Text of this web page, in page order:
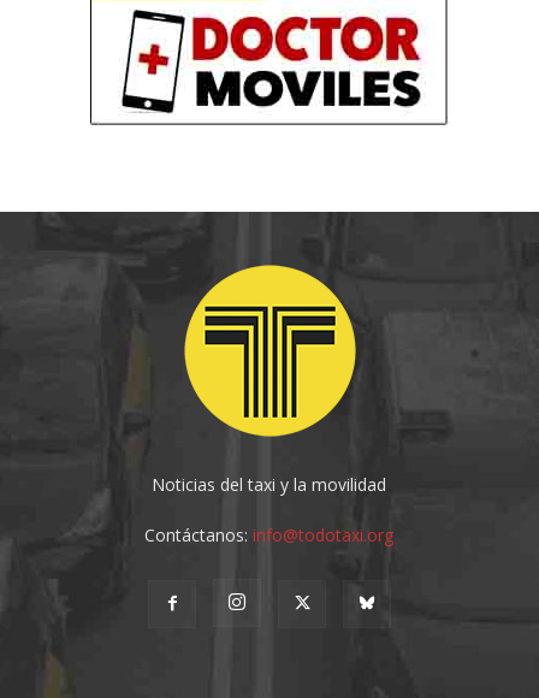
Noticias del taxi y la movilidad
Contáctanos:info@todotaxi.org